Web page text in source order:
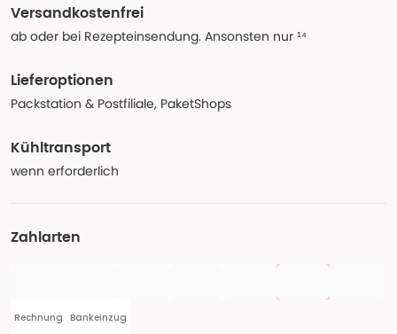
Versandkostenfrei
ab oder bei Rezepteinsendung. Ansonsten nur ¹⁴
Lieferoptionen
Packstation & Postfiliale, PaketShops
Kühltransport
wenn erforderlich
Zahlarten
Rechnung Bankeinzug